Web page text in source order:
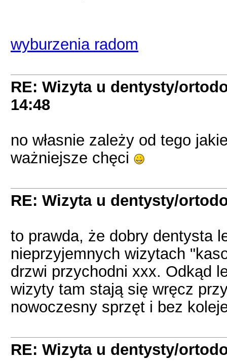
wyburzenia radom
RE: Wizyta u dentysty/
14:48
no własnie zależy od tego
ważniejsze chęci
RE: Wizyta u dentysty/
to prawda, że dobry dentysta
nieprzyjemnych wizytach
drzwi przychodni xxx. Odkąd
wizyty tam stają się wręcz
nowoczesny sprzęt i bez
RE: Wizyta u dentysty/